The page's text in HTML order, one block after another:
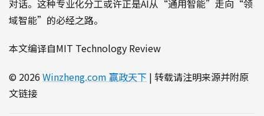
对话。这种专业化分工或许正是AI从“通用智能”走向“领
域智能”的必经之路。
本文编译自MIT Technology Review
© 2026 Winzheng.com 赢政天下 | 转载请注明来源并附原
文链接